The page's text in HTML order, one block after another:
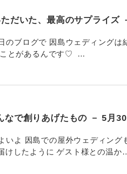
だいた、最高のサプライズ
ブログで 因島ウェディングは
ことがあるんです♡ …
なで創りあげたもの － 5月
よ 因島での屋外ウェディング
けしたように ゲスト様との温か